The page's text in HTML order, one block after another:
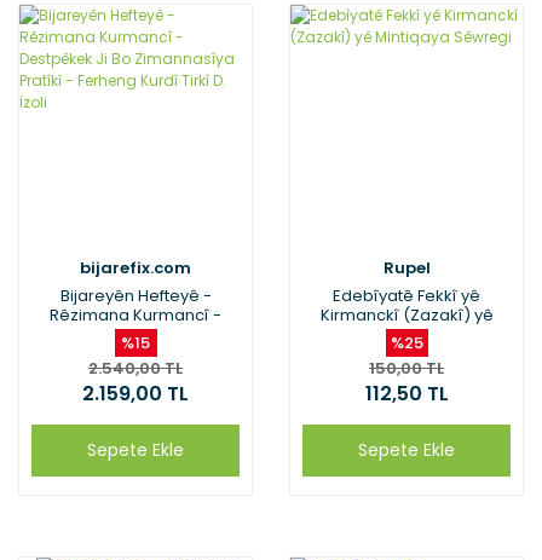
bijarefix.com
Bijareyên Hefteyê -
Rêzimana Kurmancî -
Destpêkek Ji Bo
Zimannasîya Pratîkî -
Ferheng Kurdî Tirkî D. İzoli
%15
2.540,00 TL
2.159,00 TL
Sepete Ekle
Rupel
Edebîyatê Fekkî yê
Kirmanckî (Zazakî) yê
Mintiqaya Sêwregi
%25
150,00 TL
112,50 TL
Sepete Ekle